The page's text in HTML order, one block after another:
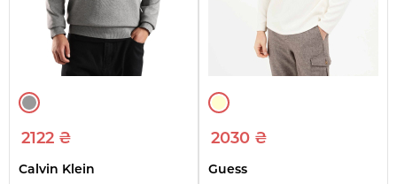
2122 ₴
Calvin Klein
2030 ₴
Guess